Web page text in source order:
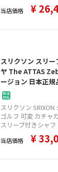
当店価格 ¥
スリクソン スリ
ヤ The ATTAS
ージョン 日本正
eks-／ZX7,5／
スリクソン
ゴルフ 可変 カチャ
スリーブ付きシャ
当店価格 ¥